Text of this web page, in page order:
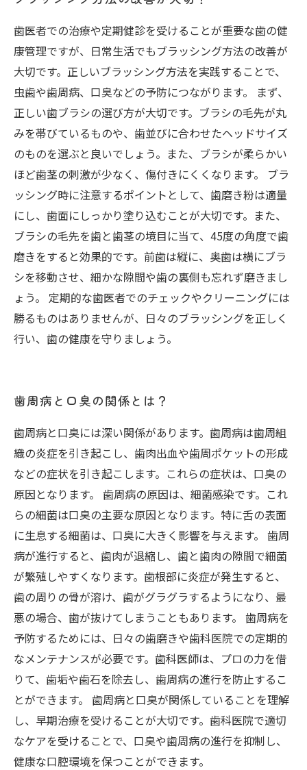
歯医者での治療や定期健診を受けることが重要な歯の健
康管理ですが、日常生活でもブラッシング方法の改善が
大切です。正しいブラッシング方法を実践することで、
虫歯や歯周病、口臭などの予防につながります。 まず、
正しい歯ブラシの選び方が大切です。ブラシの毛先が丸
みを帯びているものや、歯並びに合わせたヘッドサイズ
のものを選ぶと良いでしょう。また、ブラシが柔らかい
ほど歯茎の刺激が少なく、傷付きにくくなります。 ブラ
ッシング時に注意するポイントとして、歯磨き粉は適量
にし、歯面にしっかり塗り込むことが大切です。また、
ブラシの毛先を歯と歯茎の境目に当て、45度の角度で歯
磨きをすると効果的です。前歯は縦に、奥歯は横にブラ
シを移動させ、細かな隙間や歯の裏側も忘れず磨きまし
ょう。 定期的な歯医者でのチェックやクリーニングには
勝るものはありませんが、日々のブラッシングを正しく
行い、歯の健康を守りましょう。
歯周病と口臭の関係とは？
歯周病と口臭には深い関係があります。歯周病は歯周組
織の炎症を引き起こし、歯肉出血や歯周ポケットの形成
などの症状を引き起こします。これらの症状は、口臭の
原因となります。 歯周病の原因は、細菌感染です。これ
らの細菌は口臭の主要な原因となります。特に舌の表面
に生息する細菌は、口臭に大きく影響を与えます。 歯周
病が進行すると、歯肉が退縮し、歯と歯肉の隙間で細菌
が繁殖しやすくなります。歯根部に炎症が発生すると、
歯の周りの骨が溶け、歯がグラグラするようになり、最
悪の場合、歯が抜けてしまうこともあります。 歯周病を
予防するためには、日々の歯磨きや歯科医院での定期的
なメンテナンスが必要です。歯科医師は、プロの力を借
りて、歯垢や歯石を除去し、歯周病の進行を防止するこ
とができます。 歯周病と口臭が関係していることを理解
し、早期治療を受けることが大切です。歯科医院で適切
なケアを受けることで、口臭や歯周病の進行を抑制し、
健康な口腔環境を保つことができます。